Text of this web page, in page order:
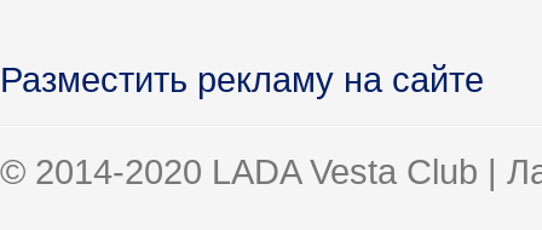
Разместить рекламу на сайте
© 2014-2020 LADA Vesta Club |